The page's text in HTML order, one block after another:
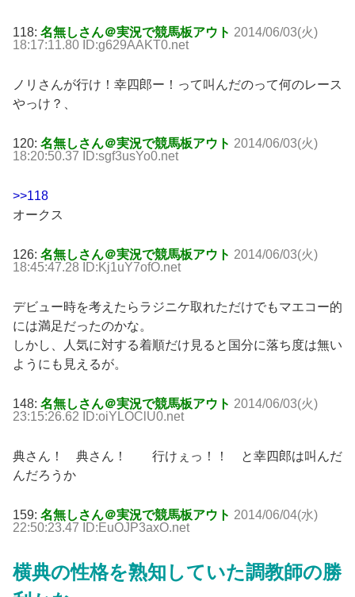
118: 名無しさん＠実況で競馬板アウト 2014/06/03(火)
18:17:11.80 ID:g629AAKT0.net
ノリさんが行け！幸四郎ー！って叫んだのって何のレース
やっけ？、
120: 名無しさん＠実況で競馬板アウト 2014/06/03(火)
18:20:50.37 ID:sgf3usYo0.net
>>118
オークス
126: 名無しさん＠実況で競馬板アウト 2014/06/03(火)
18:45:47.28 ID:Kj1uY7ofO.net
デビュー時を考えたらラジニケ取れただけでもマエコー的
には満足だったのかな。
しかし、人気に対する着順だけ見ると国分に落ち度は無い
ようにも見えるが。
148: 名無しさん＠実況で競馬板アウト 2014/06/03(火)
23:15:26.62 ID:oiYLOClU0.net
典さん！ 典さん！ 行けぇっ！！ と幸四郎は叫んだ
んだろうか
159: 名無しさん＠実況で競馬板アウト 2014/06/04(水)
22:50:23.47 ID:EuOJP3axO.net
横典の性格を熟知していた調教師の勝